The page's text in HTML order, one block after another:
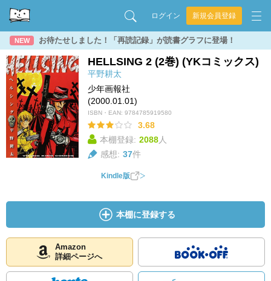
ログイン 新規会員登録
NEW お待たせしました！「再読記録」が読書グラフに登場！
HELLSING 2 (2巻) (YKコミックス)
平野耕太
少年画報社
(2000.01.01)
ISBN・EAN: 9784785919580
3.68
本棚登録: 2088人
感想: 37件
Kindle版
本棚に登録する
Amazon
詳細ページへ